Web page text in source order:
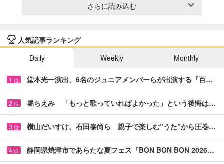
さらに読み込む
人気記事ランキング
Daily
Weekly Monthly
1 位 堂本光一演出、6名のジュニアメンバーらが出演する『百…
2 位 堀ちえみ 「もっと歌っていればよかった」という後悔は…
3 位 横山だいすけ、石田泰尚ら 親子で楽しむ”うた”から圧巻…
4 位 静岡県焼津市であらたな夏フェス『BON BON BON 2026…